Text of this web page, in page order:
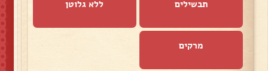
תבשילים ללא גלוטן
מרקים